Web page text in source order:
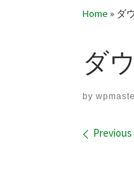
Home » ダ
ダ
by
Previous